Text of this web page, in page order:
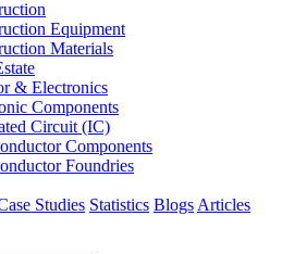
Equipment
Materials
& Electronics
Components
Circuit (IC)
Components
Foundries
Studies Statistics Blogs Articles